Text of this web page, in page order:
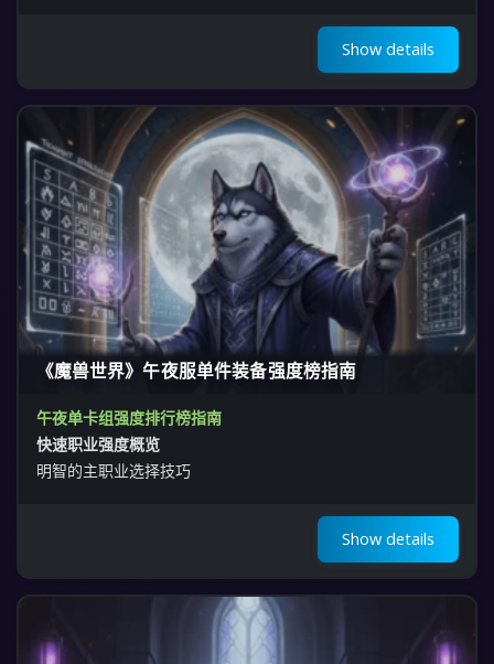
Show details
《魔兽世界》午夜服单件装备强度榜指南
午夜单卡组强度排行榜指南
快速职业强度概览
明智的主职业选择技巧
Show details